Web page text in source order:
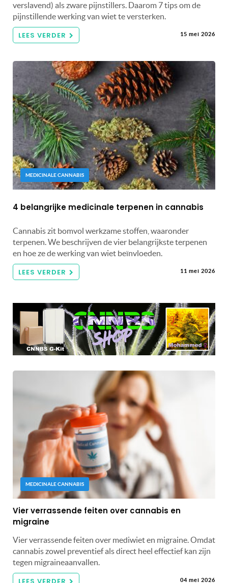
verslavend) als zware pijnstillers. Daarom 7 tips om de
pijnstillende werking van wiet te versterken.
LEES VERDER 15 mei 2026
MEDICINALE CANNABIS
4 belangrijke medicinale terpenen in cannabis
Cannabis zit bomvol werkzame stoffen, waaronder
terpenen. We beschrijven de vier belangrijkste terpenen
en hoe ze de werking van wiet beïnvloeden.
LEES VERDER 11 mei 2026
MEDICINALE CANNABIS
Vier verrassende feiten over cannabis en
migraine
Vier verrassende feiten over mediwiet en migraine. Omdat
cannabis zowel preventief als direct heel effectief kan zijn
tegen migraineaanvallen.
04 mei 2026